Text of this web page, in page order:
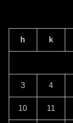
h k
3 4
10 11